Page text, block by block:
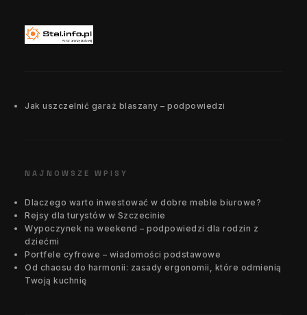
Jak uszczelnić garaż blaszany – podpowiedzi
NAJNOWSZE WPISY
Dlaczego warto inwestować w dobre meble biurowe?
Rejsy dla turystów w Szczecinie
Wypoczynek na weekend – podpowiedzi dla rodzin z
dziećmi
Portfele cyfrowe – wiadomości podstawowe
Od chaosu do harmonii: zasady ergonomii, które odmienią
Twoją kuchnię